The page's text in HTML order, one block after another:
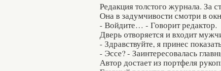
Редакция толстого журнала. За
Она в задумчивости смотри в
- Войдите… - Говорит редактор.
Дверь отворяется и входит
- Здравствуйте, я принес
- Эссе? - Заинтересовалась
Автор достает из портфеля